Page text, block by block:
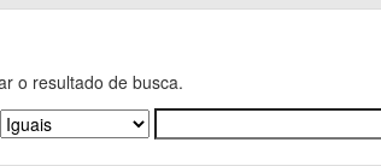
o resultado de busca.